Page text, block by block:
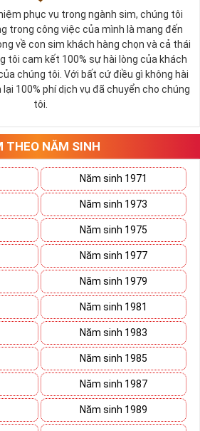
Ý nghĩa sim tứ quý 2
cân bằng, hài hòa của âm dương và đất
cho mọi việc đều thuận lợi và mang lại
sống và kinh doanh.
tốt, sự ổn định và tính hai mặt của
họ có được sự lựa chọn, để đưa ra
đắn nhắt.
một dãy số sim càng giúp cho ý nghĩa
Sở hữu sim Tứ Quý 2 giúp khích lệ tinh
sợ bất cứ điều gì mà hãy cứ làm thì
ắt sẽ đến.
Quý 2 mang lại là gì?
phục vụ trong ngành sim, chúng tôi
trong công việc của mình là mang đến
về con sim khách hàng chọn và cả thái
tôi cam kết 100% sự hài lòng của khách
chúng tôi. Với bất cứ điều gì không hài
100% phí dịch vụ đã chuyển cho chúng
tôi.
THEO NĂM SINH
Năm sinh 1971
Năm sinh 1973
Năm sinh 1975
Năm sinh 1977
Năm sinh 1979
Năm sinh 1981
Năm sinh 1983
Năm sinh 1985
Năm sinh 1987
Năm sinh 1989